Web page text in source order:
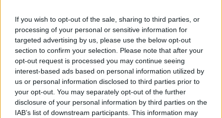
If you wish to opt-out of the sale, sharing to third parties, or
processing of your personal or sensitive information for
targeted advertising by us, please use the below opt-out
section to confirm your selection. Please note that after your
opt-out request is processed you may continue seeing
interest-based ads based on personal information utilized by
us or personal information disclosed to third parties prior to
your opt-out. You may separately opt-out of the further
disclosure of your personal information by third parties on the
IAB’s list of downstream participants. This information may
underhålla dem.
Ett gammalt stenhus på Sicilien har absolut de rätta
förutsättningarna men inte heller här är materialvalen enkla.
Till huset i Sambuca jagade de länge för att hitta rätt golv,
men det var helt klart värt besväret.
Läs också: Intervju med Marie Olsson Nylander